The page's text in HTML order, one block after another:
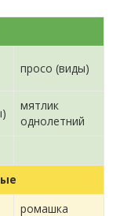
просо (виды)
мятлик
однолетний
ромашка